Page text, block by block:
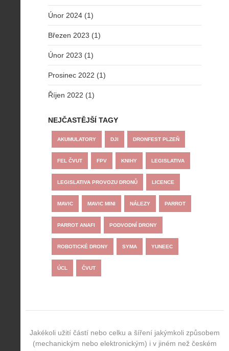
Únor 2024 (1)
Březen 2023 (1)
Únor 2023 (1)
Prosinec 2022 (1)
Říjen 2022 (1)
NEJČASTĚJŠÍ TAGY
AKUMULATORY DJI DRONFEST PLZEŇ
FEL ČVUT FPV KNIHY LEGISLATIVA
LEGISLATIVA PROVOZU DRONŮ LICENCE
MAVIC MAVIC MINI NÁLEZY PARROT
PARROT ANAFI PODVODNÍ DRONY
ROBOTICKÉ DRONY SYMA YUNEEC
ÚCL ČVUT
Jakékoli užití částí nebo celku a šíření jakýmkoli způsobem
(mechanickým nebo elektronickým) i v jiném než českém